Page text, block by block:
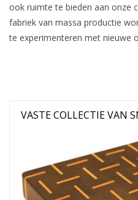
ook ruimte te bieden aan onze
fabriek van massa productie
te experimenteren met nieuwe
VASTE COLLECTIE VAN